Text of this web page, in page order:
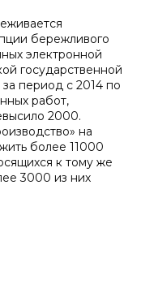
бережливого
электронной
государственной
период с 2014 по
работ,
2000.
на
более 11000
к тому же
3000 из них